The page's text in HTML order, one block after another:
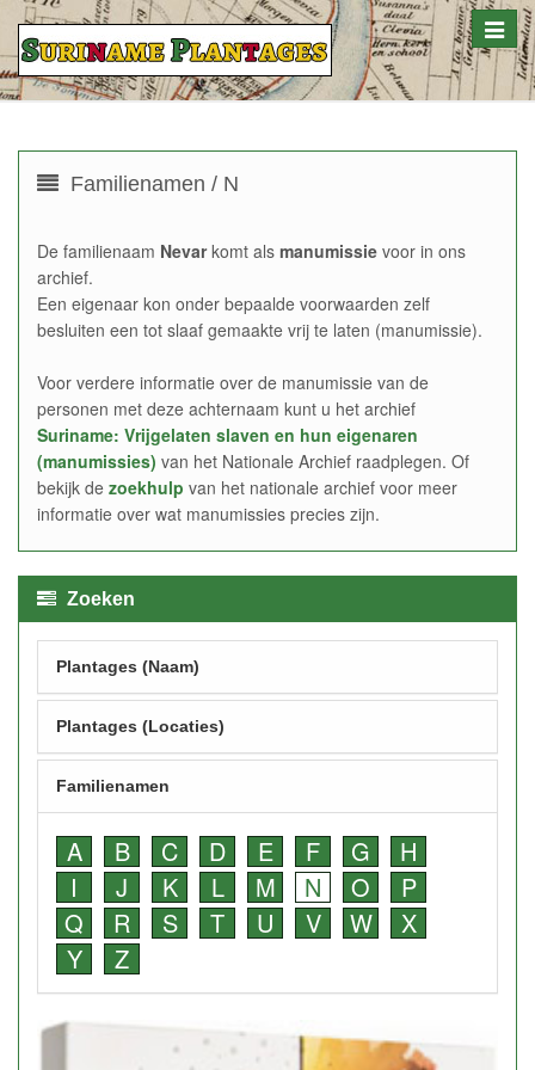
Toggle
Familienamen / N
De familienaam Nevarkomt als manumissie voor in ons
archief.
Een eigenaar kon onder bepaalde voorwaarden zelf
besluiten een tot slaaf gemaakte vrij te laten (manumissie).
Voor verdere informatie over de manumissie van de
personen met deze achternaam kunt u het archief
Suriname: Vrijgelaten slaven en hun eigenaren
(manumissies) van het Nationale Archief raadplegen. Of
bekijk de zoekhulp van het nationale archief voor meer
informatie over wat manumissies precies zijn.
Zoeken
Plantages (Naam)
Plantages (Locaties)
Familienamen
A B C D E F G
H
I
J K L M N O
P
Q
R S T U V W
X
Y
Z